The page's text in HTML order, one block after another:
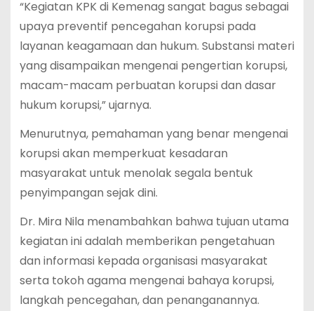
“Kegiatan KPK di Kemenag sangat bagus sebagai
upaya preventif pencegahan korupsi pada
layanan keagamaan dan hukum. Substansi materi
yang disampaikan mengenai pengertian korupsi,
macam-macam perbuatan korupsi dan dasar
hukum korupsi,” ujarnya.
Menurutnya, pemahaman yang benar mengenai
korupsi akan memperkuat kesadaran
masyarakat untuk menolak segala bentuk
penyimpangan sejak dini.
Dr. Mira Nila menambahkan bahwa tujuan utama
kegiatan ini adalah memberikan pengetahuan
dan informasi kepada organisasi masyarakat
serta tokoh agama mengenai bahaya korupsi,
langkah pencegahan, dan penanganannya.